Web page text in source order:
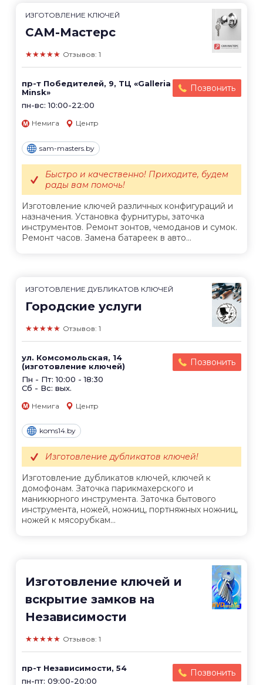
ИЗГОТОВЛЕНИЕ КЛЮЧЕЙ
САМ-Мастерс
★★★★★ Отзывов: 1
пр-т Победителей, 9, ТЦ «Galleria
Minsk»
пн-вс: 10:00-22:00
Позвонить
Немига Центр
sam-masters.by
Изготовление ключей различных конфигураций и
назначения. Установка фурнитуры, заточка
инструментов. Ремонт зонтов, чемоданов и сумок.
Ремонт часов. Замена батареек в авто...
Быстро и качественно! Приходите, будем
рады вам помочь!
ИЗГОТОВЛЕНИЕ ДУБЛИКАТОВ КЛЮЧЕЙ
Городские услуги
★★★★★ Отзывов: 1
ул. Комсомольская, 14
(изготовление ключей)
Пн - Пт: 10:00 - 18:30
Сб - Вс: вых.
Позвонить
Немига Центр
koms14.by
Изготовление дубликатов ключей, ключей к
домофонам. Заточка парикмахерского и
маникюрного инструмента. Заточка бытового
инструмента, ножей, ножниц, портняжных ножниц,
ножей к мясорубкам...
Изготовление дубликатов ключей!
Изготовление ключей и
вскрытие замков на
Независимости
★★★★★ Отзывов: 1
пр-т Независимости, 54
пн-пт: 09:00-20:00
Позвонить